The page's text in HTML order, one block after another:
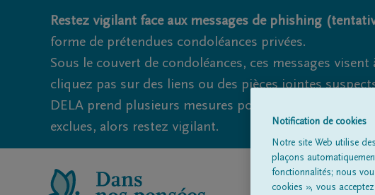
Restez vigilant face aux messages de phishing
forme de prétendues condoléances privées.
Sous le couvert de condoléances, ces messages
cliquez pas sur des liens ou des pièces jointes
DELA prend plusieurs mesures pour éviter cela.
exclues, alors restez vigilant.
Notification de cookies
Notre site Web utilise
plaçons
fonctionnalités; nous
cookies », vous